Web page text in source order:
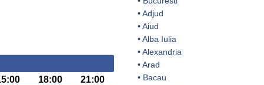
18:00 21:00
•Adjud
•Aiud
•Alba Iulia
•Alexandria
•Arad
• Bacau